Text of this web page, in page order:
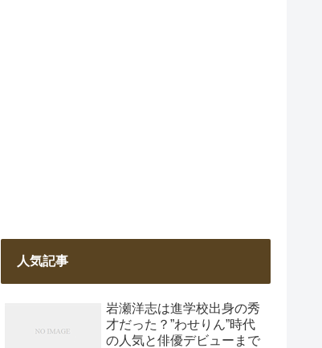
人気記事
岩瀬洋志は進学校出身の秀
才だった？”わせりん”時代
の人気と俳優デビューまで